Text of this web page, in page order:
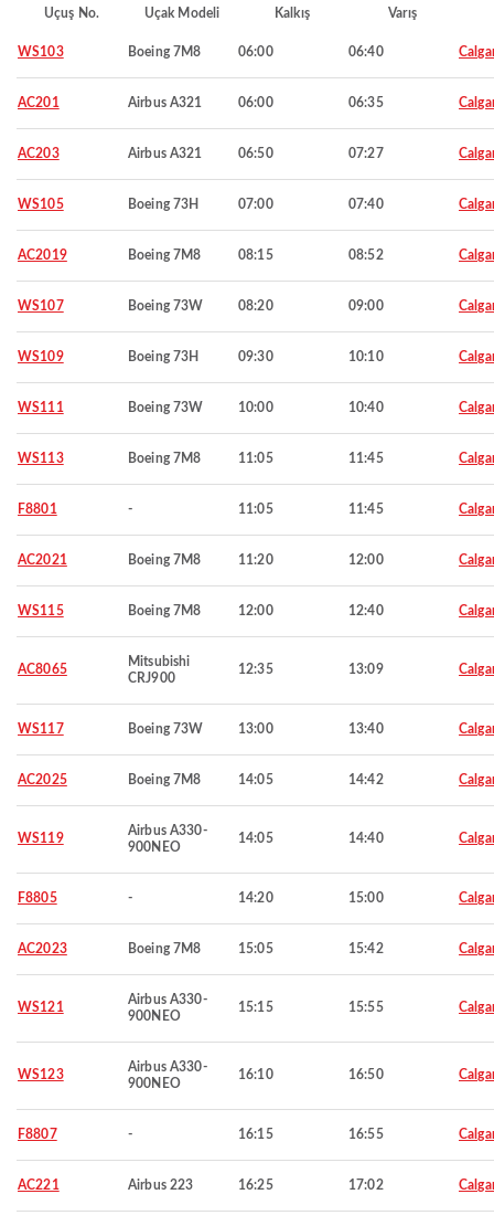
Uçuş No. Uçak Modeli Kalkış Varış
WS103 Boeing 7M8 06:00 06:40
AC201 Airbus A321 06:00 06:35
AC203 Airbus A321 06:50 07:27
WS105 Boeing 73H 07:00 07:40
AC2019 Boeing 7M8 08:15 08:52
WS107 Boeing 73W 08:20 09:00
WS109 Boeing 73H 09:30 10:10
WS111 Boeing 73W 10:00 10:40
WS113 Boeing 7M8 11:05 11:45
F8801 - 11:05 11:45
AC2021 Boeing 7M8 11:20 12:00
WS115 Boeing 7M8 12:00 12:40
AC8065
Mitsubishi
CRJ900
12:35 13:09
WS117 Boeing 73W 13:00 13:40
AC2025 Boeing 7M8 14:05 14:42
WS119
Airbus A330-
900NEO
14:05 14:40
F8805 - 14:20 15:00
AC2023 Boeing 7M8 15:05 15:42
WS121
Airbus A330-
900NEO
15:15 15:55
WS123
Airbus A330-
900NEO
16:10 16:50
F8807 - 16:15 16:55
AC221 Airbus 223 16:25 17:02